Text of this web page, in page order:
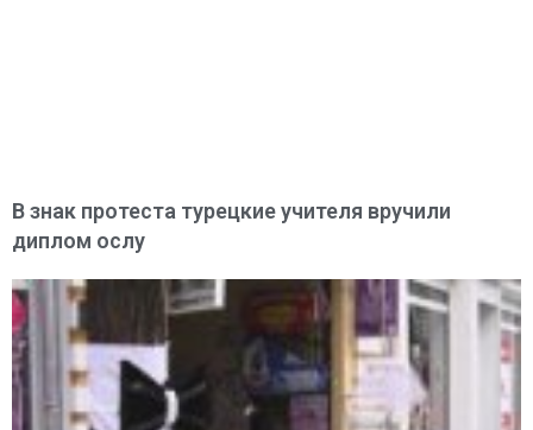
В знак протеста турецкие учителя вручили
диплом ослу